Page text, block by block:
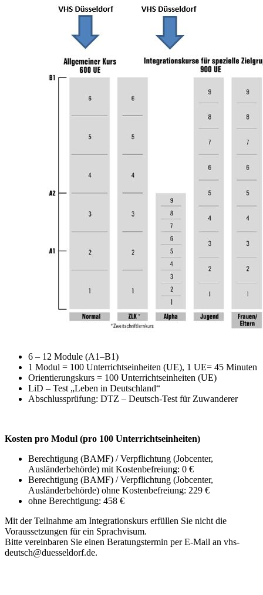
6 – 12 Module (A1–B1)
1 Modul = 100 Unterrichtseinheiten (UE), 1 UE= 45 Minuten
Orientierungskurs = 100 Unterrichtseinheiten (UE)
LiD – Test „Leben in Deutschland“
Abschlussprüfung: DTZ – Deutsch-Test für Zuwanderer
Kosten pro Modul (pro 100 Unterrichtseinheiten)
Berechtigung (BAMF) / Verpflichtung (Jobcenter,
Ausländerbehörde) mit Kostenbefreiung: 0 €
Berechtigung (BAMF) / Verpflichtung (Jobcenter,
Ausländerbehörde) ohne Kostenbefreiung: 229 €
ohne Berechtigung: 458 €
Mit der Teilnahme am Integrationskurs erfüllen Sie nicht die
Voraussetzungen für ein Sprachvisum.
Bitte vereinbaren Sie einen Beratungstermin per E-Mail an vhs-
deutsch@duesseldorf.de.